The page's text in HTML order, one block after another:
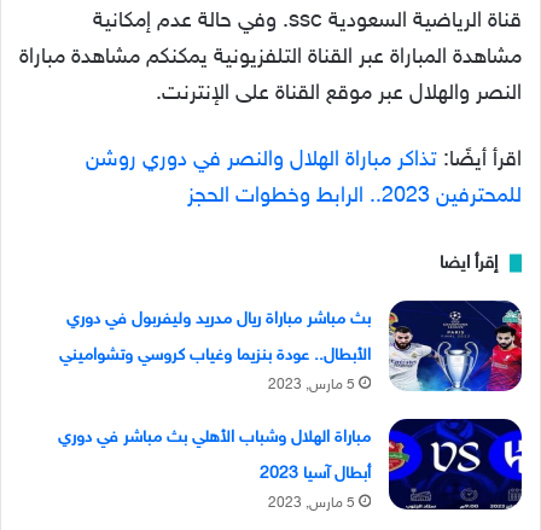
قناة الرياضية السعودية ssc. وفي حالة عدم إمكانية
مشاهدة المباراة عبر القناة التلفزيونية يمكنكم مشاهدة مباراة
النصر والهلال عبر موقع القناة على الإنترنت.
اقرأ أيضًا: تذاكر مباراة الهلال والنصر في دوري روشن
للمحترفين 2023.. الرابط وخطوات الحجز
إقرأ ايضا
بث مباشر مباراة ريال مدريد وليفربول في دوري
الأبطال.. عودة بنزيما وغياب كروسي وتشواميني
5 مارس, 2023
مباراة الهلال وشباب الأهلي بث مباشر في دوري
أبطال آسيا 2023
5 مارس, 2023